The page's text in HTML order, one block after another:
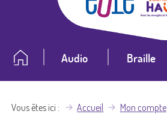
Audio Braille
Vous êtes ici Accueil Mon compte